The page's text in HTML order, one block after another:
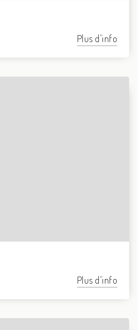
Plus d'info
Plus d'info